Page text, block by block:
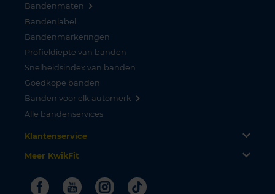
Bandenmaten
Bandenlabel
Bandenmarkeringen
Profieldiepte van banden
Snelheidsindex van banden
Goedkope banden
Banden voor elk automerk
Alle bandenservices
Klantenservice
Meer KwikFit
FacebookYoutubeInstagram
Tiktok